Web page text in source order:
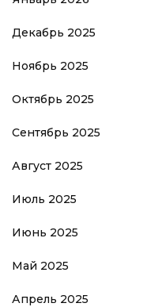
Декабрь 2025
Ноябрь 2025
Октябрь 2025
Сентябрь 2025
Август 2025
Июль 2025
Июнь 2025
Май 2025
Апрель 2025